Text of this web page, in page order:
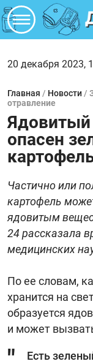
20 декабря 2023,
Главная / Новости /
отравление
опасен
Частично или
картофель
ядовитым
24 рассказала
медицинских
По ее словам,
хранится на
образуется
и может
Есть